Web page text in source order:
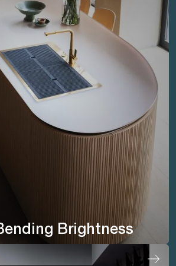
Brightness